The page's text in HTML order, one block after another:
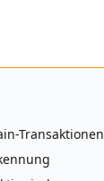
Transaktionen